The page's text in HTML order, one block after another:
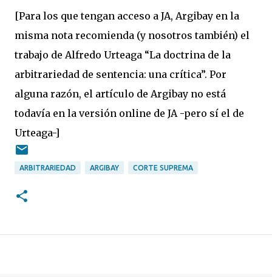
[Para los que tengan acceso a JA, Argibay en la
misma nota recomienda (y nosotros también) el
trabajo de Alfredo Urteaga “La doctrina de la
arbitrariedad de sentencia: una crítica”. Por
alguna razón, el artículo de Argibay no está
todavía en la versión online de JA -pero sí el de
Urteaga-]
ARBITRARIEDAD ARGIBAY CORTE SUPREMA